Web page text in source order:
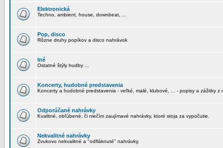
Elektronická
Techno, ambient, house, downbeat, ...
Pop, disco
Rôzne druhy popíkov a disco nahrávok
Iné
Ostatné štýly hudby ...
Koncerty, hudobné predstavenia
Koncerty a hudobné predstavenia - veľké, malé, klubové, ... - popisy a zážitky z
Odporúčané nahrávky
Kvalitné, obľúbené, či niečím zaujímavé nahrávky, ktoré stoja za vypočutie.
Nekvalitné nahrávky
Zvukovo nekvalitné a "odfláknuté" nahrávky.